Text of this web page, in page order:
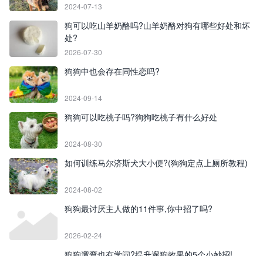
2024-07-13
狗可以吃山羊奶酪吗?山羊奶酪对狗有哪些好处和坏
处?
2026-07-30
狗狗中也会存在同性恋吗?
2024-09-14
狗狗可以吃桃子吗?狗狗吃桃子有什么好处
2024-08-30
如何训练马尔济斯犬大小便?(狗狗定点上厕所教程)
2024-08-02
狗狗最讨厌主人做的11件事,你中招了吗?
2026-02-24